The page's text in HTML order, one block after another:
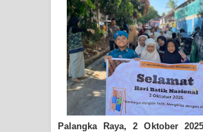
Palangka Raya, 2 Oktober 2025